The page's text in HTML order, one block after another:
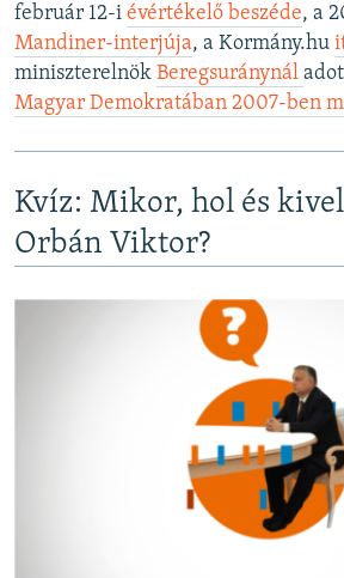
február 12-i évértékelő beszéde, a
Mandiner-interjúja, a Kormány.hu
miniszterelnök Beregsuránynál
Magyar Demokratában 2007-ben
Kvíz: Mikor, hol és
Orbán Viktor?